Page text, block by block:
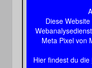
Diese
Meta Pixel von
Hier findest du die
Video